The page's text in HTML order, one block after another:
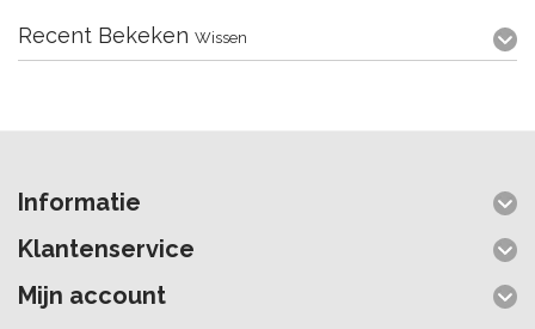
Recent Bekeken Wissen
Informatie
Klantenservice
Mijn account